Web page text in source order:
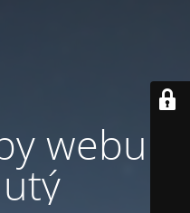
webu je